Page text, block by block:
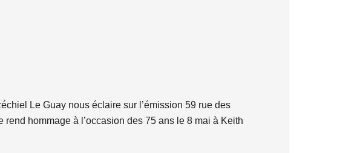
Le Guay nous éclaire sur l’émission 59 rue des
hommage à l’occasion des 75 ans le 8 mai à Keith